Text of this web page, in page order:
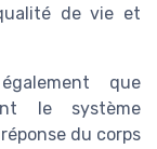
de vie et
que
le système
du corps